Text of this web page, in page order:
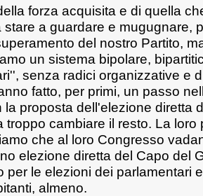
forza acquisita e di quella
a guardare e mugugnare,
del nostro Partito,
un sistema bipolare,
senza radici organizzative e
fatto, per primi, un passo
la proposta dell'elezione diretta
troppo cambiare il resto. La
che al loro Congresso
elezione diretta del Capo del
per le elezioni dei parlamentari
almeno.